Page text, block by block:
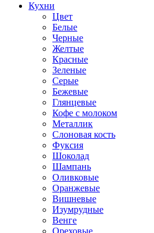
Кухни
Цвет
Белые
Черные
Желтые
Красные
Зеленые
Серые
Бежевые
Глянцевые
Кофе с молоком
Металлик
Слоновая кость
Фуксия
Шоколад
Шампань
Оливковые
Оранжевые
Вишневые
Изумрудные
Венге
Ореховые